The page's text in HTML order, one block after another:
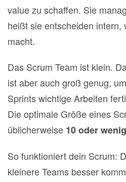
value zu schaffen. Sie
heißt sie entscheiden intern,
macht.
Das Scrum Team ist klein.
ist aber auch groß genug,
Sprints wichtige Arbeiten
Die optimale Größe eines
üblicherweise 10 oder
So funktioniert dein Scrum:
kleinere Teams besser